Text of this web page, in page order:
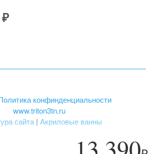
конфинденциальности
www.triton3tn.ru
сайта| Акриловые ванны